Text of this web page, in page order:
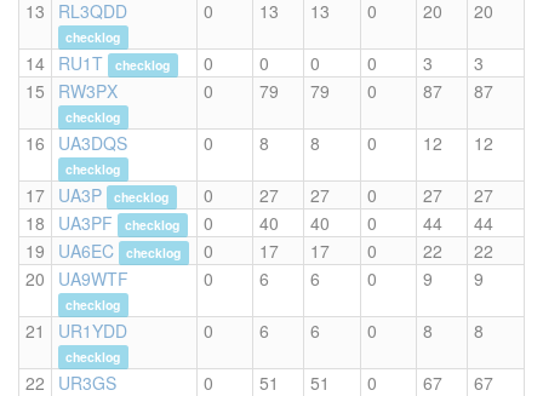
13
RL3QDD
checklog
0 13 13 0 20 20
14 RU1T checklog 0 0 0 0 3
3
15
RW3PX
checklog
0 79 79 0 87 87
16 UA3DQS
checklog
0 8 8 0 12 12
17 UA3P checklog 0 27 27 0 27
27
18
UA3PF checklog 0 40 40 0 44
44
19
UA6EC checklog 0 17 17 0 22
22
20
UA9WTF
checklog
0 6 6 0 9 9
21 UR1YDD
checklog
0 6 6 0 8 8
22 UR3GS 0 51 51 0 67 67